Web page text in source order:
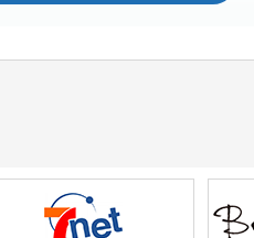
まざまな用法